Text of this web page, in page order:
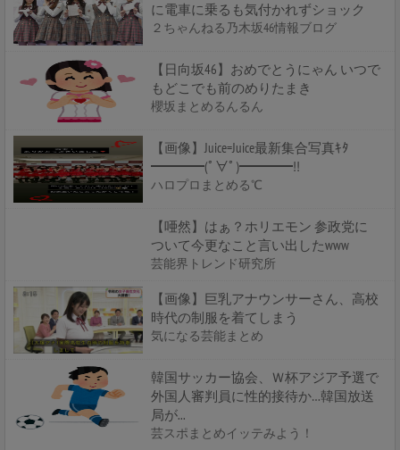
に電車に乗るも気付かれずショック
２ちゃんねる乃木坂46情報ブログ
【日向坂46】おめでとうにゃん いつで
もどこでも前のめりたまき
櫻坂まとめるんるん
【画像】Juice=Juice最新集合写真ｷﾀ
━━━━(ﾟ∀ﾟ)━━━━!!
ハロプロまとめる℃
【唖然】はぁ？ホリエモン 参政党に
ついて今更なこと言い出したwww
芸能界トレンド研究所
【画像】巨乳アナウンサーさん、高校
時代の制服を着てしまう
気になる芸能まとめ
韓国サッカー協会、Ｗ杯アジア予選で
外国人審判員に性的接待か…韓国放送
局が...
芸スポまとめイッテみよう！